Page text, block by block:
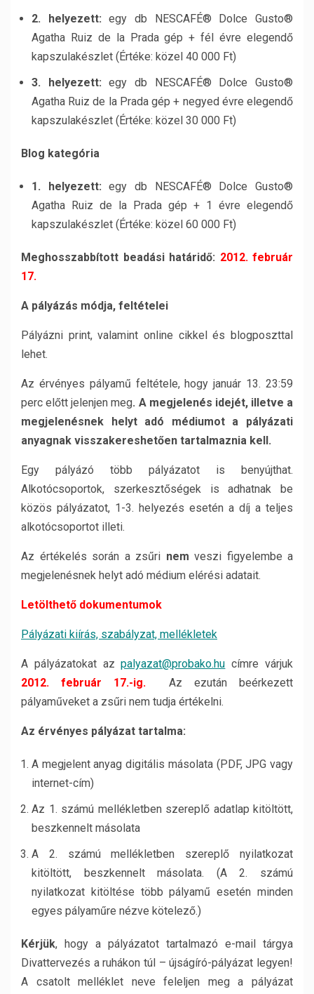
2. helyezett: egy db NESCAFÉ® Dolce Gusto®
Agatha Ruiz de la Prada gép + fél évre elegendő
kapszulakészlet (Értéke: közel 40 000 Ft)
3. helyezett: egy db NESCAFÉ® Dolce Gusto®
Agatha Ruiz de la Prada gép + negyed évre elegendő
kapszulakészlet (Értéke: közel 30 000 Ft)
Blog kategória
1. helyezett: egy db NESCAFÉ® Dolce Gusto®
Agatha Ruiz de la Prada gép + 1 évre elegendő
kapszulakészlet (Értéke: közel 60 000 Ft)
Meghosszabbított beadási határidő: 2012. február
17.
A pályázás módja, feltételei
Pályázni print, valamint online cikkel és blogposzttal
lehet.
Az érvényes pályamű feltétele, hogy január 13. 23:59
perc előtt jelenjen meg. A megjelenés idejét, illetve a
megjelenésnek helyt adó médiumot a pályázati
anyagnak visszakereshetően tartalmaznia kell.
Egy pályázó több pályázatot is benyújthat.
Alkotócsoportok, szerkesztőségek is adhatnak be
közös pályázatot, 1-3. helyezés esetén a díj a teljes
alkotócsoportot illeti.
Az értékelés során a zsűri nem veszi figyelembe a
megjelenésnek helyt adó médium elérési adatait.
Letölthető dokumentumok
Pályázati kiírás, szabályzat, mellékletek
A pályázatokat azpalyazat@probako.hu címre várjuk
2012. február 17.-ig.
Az ezután beérkezett
pályaműveket a zsűri nem tudja értékelni.
Az érvényes pályázat tartalma:
A megjelent anyag digitális másolata (PDF, JPG vagy
internet-cím)
Az 1. számú mellékletben szereplő adatlap kitöltött,
beszkennelt másolata
A 2. számú mellékletben szereplő nyilatkozat
kitöltött, beszkennelt másolata. (A 2. számú
nyilatkozat kitöltése több pályamű esetén minden
egyes pályaműre nézve kötelező.)
Kérjük, hogy a pályázatot tartalmazó e-mail tárgya
Divattervezés a ruhákon túl – újságíró-pályázat legyen!
A csatolt melléklet neve feleljen meg a pályázat